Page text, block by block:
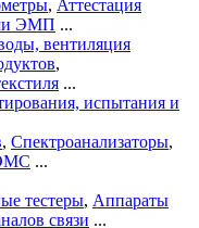
, Аттестация
ЭМП ...
вентиляция
,
...
испытания и
, Спектроанализаторы,
...
тестеры, Аппараты
связи ...